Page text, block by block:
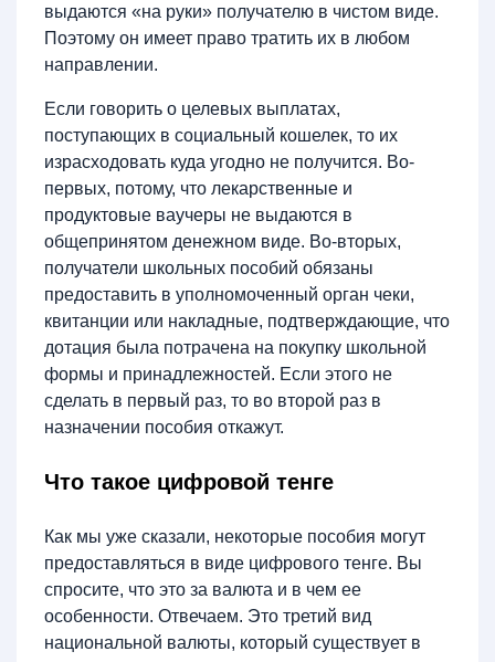
выдаются «на руки» получателю в чистом виде.
Поэтому он имеет право тратить их в любом
направлении.
Если говорить о целевых выплатах,
поступающих в социальный кошелек, то их
израсходовать куда угодно не получится. Во-
первых, потому, что лекарственные и
продуктовые ваучеры не выдаются в
общепринятом денежном виде. Во-вторых,
получатели школьных пособий обязаны
предоставить в уполномоченный орган чеки,
квитанции или накладные, подтверждающие, что
дотация была потрачена на покупку школьной
формы и принадлежностей. Если этого не
сделать в первый раз, то во второй раз в
назначении пособия откажут.
Что такое цифровой тенге
Как мы уже сказали, некоторые пособия могут
предоставляться в виде цифрового тенге. Вы
спросите, что это за валюта и в чем ее
особенности. Отвечаем. Это третий вид
национальной валюты, который существует в